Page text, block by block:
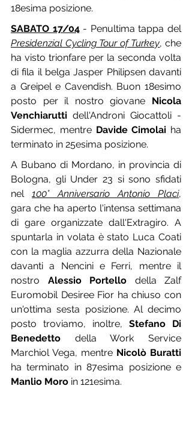
18esima posizione.
SABATO 17/04
- Penultima tappa del
Presidenzial Cycling Tour of Turkey, che
ha visto trionfare per la seconda volta
di fila il belga Jasper Philipsen davanti
a Greipel e Cavendish. Buon 18esimo
posto per il nostro giovane Nicola
Venchiarutti dell'Androni Giocattoli -
Sidermec, mentre Davide Cimolai ha
terminato in 25esima posizione.
A Bubano di Mordano, in provincia di
Bologna, gli Under 23 si sono sfidati
nel 100° Anniversario Antonio Placi,
gara che ha aperto l'intensa settimana
di gare organizzate dall'Extragiro. A
spuntarla in volata è stato Luca Coati
con la maglia azzurra della Nazionale
davanti a Nencini e Ferri, mentre il
nostro Alessio Portello della Zalf
Euromobil Desiree Fior ha chiuso con
un'ottima sesta posizione. Al decimo
posto troviamo, inoltre, Stefano Di
Benedetto della Work Service
Marchiol Vega, mentre Nicolò Buratti
Manlio Moro in 121esima.